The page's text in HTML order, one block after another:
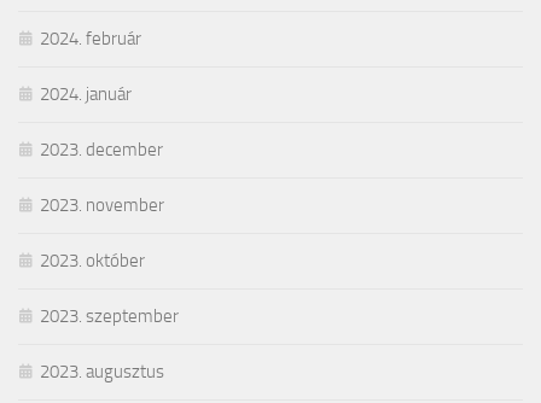
2024. február
2024. január
2023. december
2023. november
2023. október
2023. szeptember
2023. augusztus